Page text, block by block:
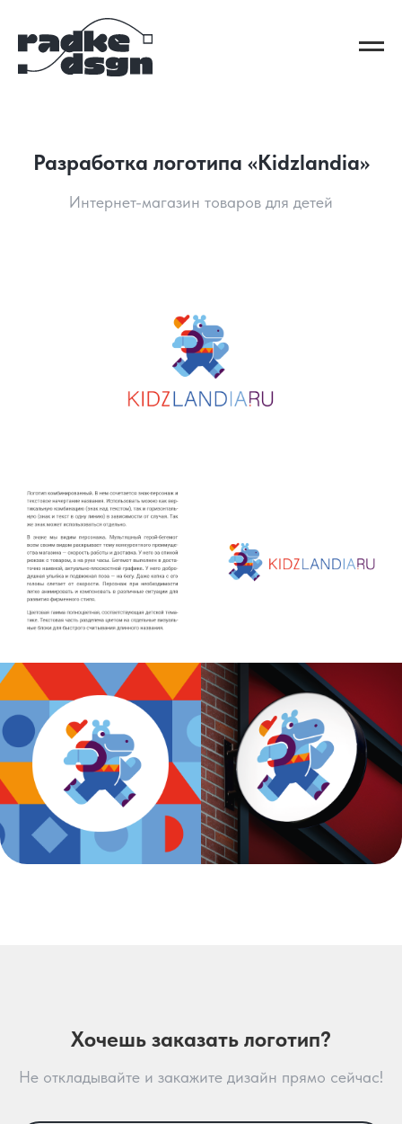
Разработка логотипа «Kidzlandia»
Интернет-магазин товаров для детей
Хочешь заказать логотип?
Не откладывайте и закажите дизайн прямо сейчас!